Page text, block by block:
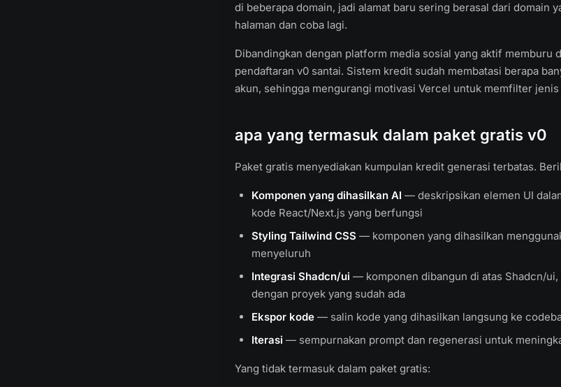
di beberapa domain, jadi alamat baru sering berasal dari domain
halaman dan coba lagi.
Dibandingkan dengan platform media sosial yang aktif memburu
pendaftaran v0 santai. Sistem kredit sudah membatasi berapa
akun, sehingga mengurangi motivasi Vercel untuk memfilter
apa yang termasuk dalam paket gratis v0
Paket gratis menyediakan kumpulan kredit generasi terbatas.
Komponen yang dihasilkan AI — deskripsikan elemen UI
kode React/Next.js yang berfungsi
Styling Tailwind CSS — komponen yang dihasilkan
menyeluruh
Integrasi Shadcn/ui — komponen dibangun di atas Shadcn/
dengan proyek yang sudah ada
Ekspor kode — salin kode yang dihasilkan langsung ke
Iterasi — sempurnakan prompt dan regenerasi untuk
Yang tidak termasuk dalam paket gratis: